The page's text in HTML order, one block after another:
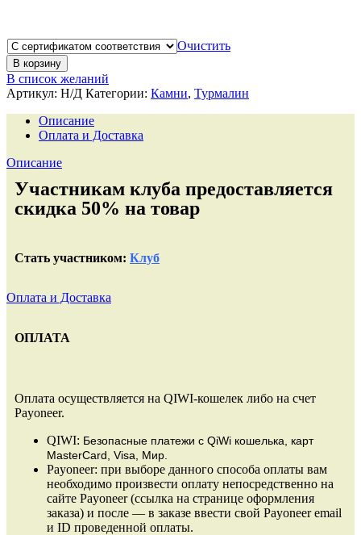
Очистить
В корзину
В список желаний
Артикул: Н/Д Категории: Камни, Турмалин
Описание
Оплата и Доставка
Описание
Участникам клуба предоставляется
скидка 50% на товар
Стать участником: Клуб
Оплата и Доставка
ОПЛАТА
Оплата осуществляется на QIWI-кошелек либо на счет
Payoneer.
QIWI: Безопасные платежи с QiWi кошелька, карт
MasterCard, Visa, Мир.
Payoneer: при выборе данного способа оплаты вам
необходимо произвести оплату непосредственно на
сайте Payoneer (ссылка на странице оформления
заказа) и после — в заказе ввести свой Payoneer email
и ID проведенной оплаты.